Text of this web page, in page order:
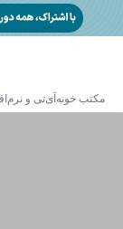
مکتب خونه آی‌تی و